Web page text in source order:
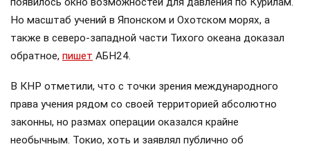
Но масштаб учений в Японском и Охотском морях, а
также в северо-западной части Тихого океана доказал
обратное, пишет АБН24.
В КНР отметили, что с точки зрения международного
права учения рядом со своей территорией абсолютно
законны, но размах операции оказался крайне
необычным. Токио, хоть и заявлял публично об